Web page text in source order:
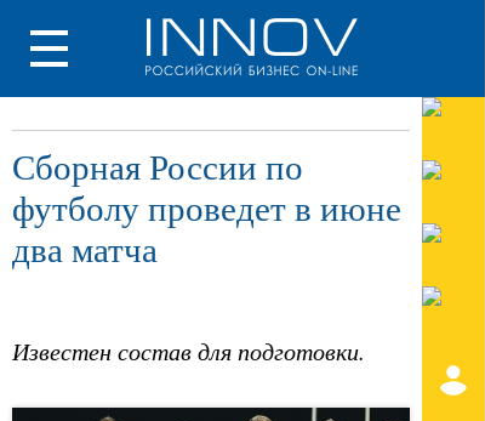
Сборная России по
футболу проведет в июне
два матча
Известен состав для подготовки.